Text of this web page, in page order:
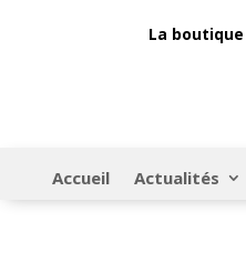
La boutique
Accueil Actualités